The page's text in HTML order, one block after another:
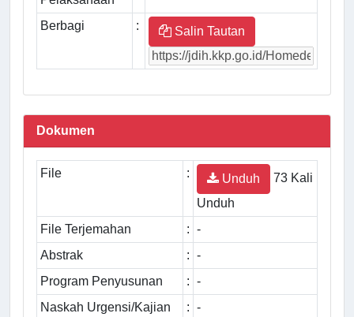
Berbagi : Salin Tautan
Dokumen
File : Unduh
73 Kali
Unduh
File Terjemahan
: -
Abstrak
: -
Program Penyusunan
: -
Naskah Urgensi/Kajian
: -